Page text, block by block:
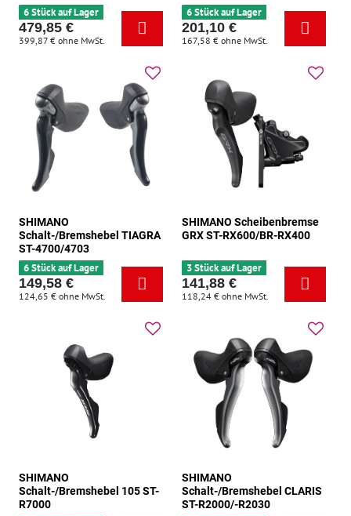
6 Stück auf Lager
479,85 €
399,87 € ohne MwSt.
6 Stück auf Lager
201,10 €
167,58 € ohne MwSt.
SHIMANO
Schalt-/Bremshebel TIAGRA
ST-4700/4703
6 Stück auf Lager
149,58 €
124,65 € ohne MwSt.
SHIMANO Scheibenbremse
GRX ST-RX600/BR-RX400
3 Stück auf Lager
141,88 €
118,24 € ohne MwSt.
SHIMANO
Schalt-/Bremshebel 105 ST-
R7000
SHIMANO
Schalt-/Bremshebel CLARIS
ST-R2000/-R2030